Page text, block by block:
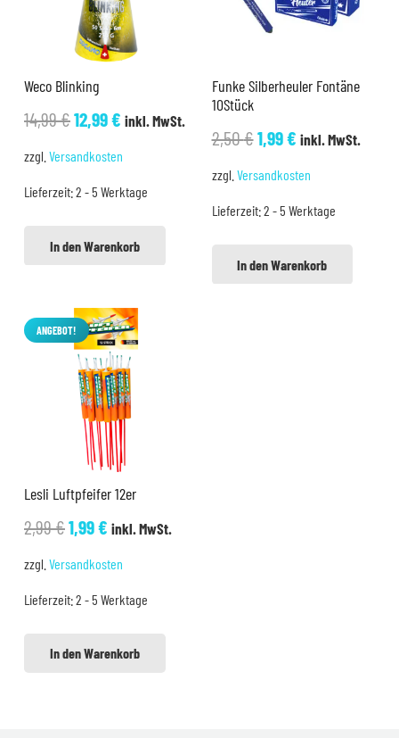
Weco Blinking
14,99€Ursprünglicher
14,99 €
12,99€Aktueller
12,99 €.
inkl. MwSt.
zzgl. Versandkosten
Lieferzeit:2 - 5 Werktage
In den Warenkorb
Funke Silberheuler Fontäne
10Stück
2,50€Ursprünglicher
2,50 €
1,99€Aktueller
1,99 €.
inkl. MwSt.
zzgl. Versandkosten
Lieferzeit:2 - 5 Werktage
In den Warenkorb
ANGEBOT!
Lesli Luftpfeifer 12er
2,99€Ursprünglicher
2,99 €
1,99€Aktueller
1,99 €.
inkl. MwSt.
zzgl. Versandkosten
Lieferzeit:2 - 5 Werktage
In den Warenkorb